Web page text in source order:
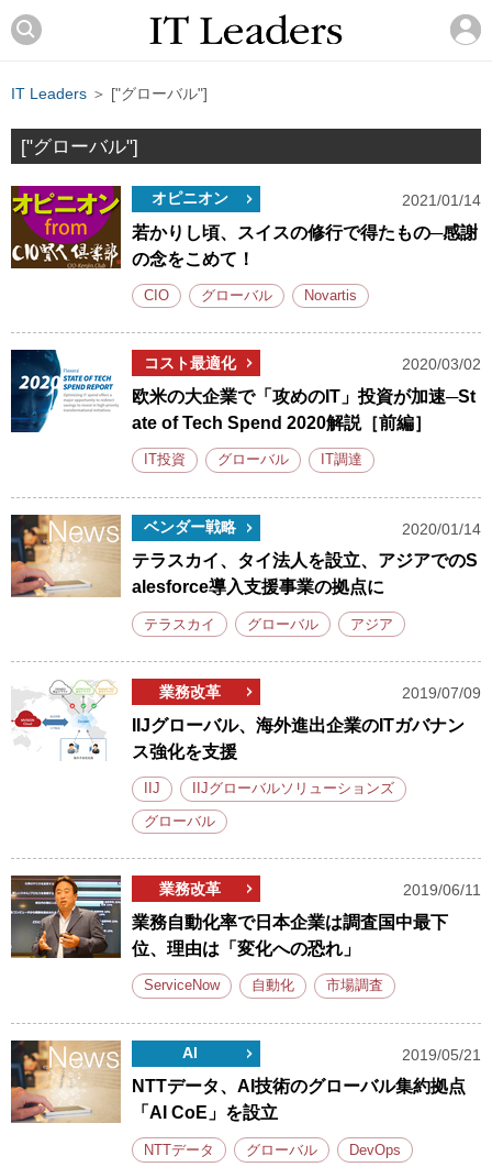
IT Leaders ＞ ["グローバル"]
["グローバル"]
オピニオン 2021/01/14
若かりし頃、スイスの修行で得たもの─感謝
の念をこめて！
CIO グローバル Novartis
コスト最適化 2020/03/02
欧米の大企業で「攻めのIT」投資が加速─St
ate of Tech Spend 2020解説［前編］
IT投資 グローバル IT調達
ベンダー戦略 2020/01/14
テラスカイ、タイ法人を設立、アジアでのS
alesforce導入支援事業の拠点に
テラスカイ グローバル アジア
業務改革 2019/07/09
IIJグローバル、海外進出企業のITガバナン
ス強化を支援
IIJ IIJグローバルソリューションズ
グローバル
業務改革 2019/06/11
業務自動化率で日本企業は調査国中最下
位、理由は「変化への恐れ」
ServiceNow 自動化 市場調査
AI 2019/05/21
NTTデータ、AI技術のグローバル集約拠点
「AI CoE」を設立
NTTデータ グローバル DevOps